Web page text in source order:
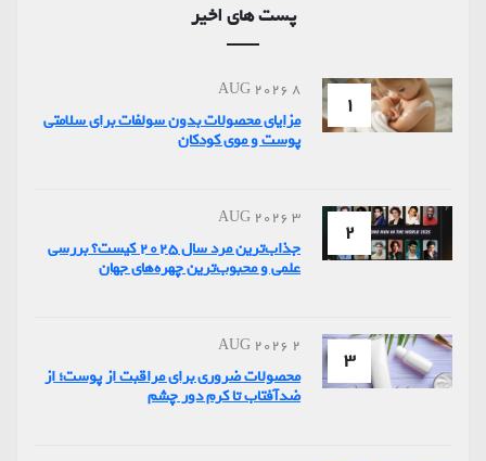
پست های اخیر
1
8 AUG 2026
مزایای محصولات بدون سولفات برای سلامتی
پوست و موی کودکان
2
3 AUG 2026
جذاب‌ترین مرد سال ۲۰۲۵ کیست؟ بررسی
علمی و محبوب‌ترین چهره‌های جهان
3
2 AUG 2026
محصولات ضروری برای مراقبت از پوست؛ از
ضدآفتاب تا کرم دور چشم